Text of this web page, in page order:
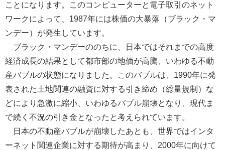
ことになります。このコンピューターと電子取引のネット
ワークによって、1987年には株価の大暴落（ブラック・マ
ンデー）が発生しています。
ブラック・マンデーののちに、日本ではそれまでの高度
経済成長の結果として都市部の地価が高騰、いわゆる不動
産バブルの状態になりました。このバブルは、1990年に発
表された土地関連の融資に対する引き締め（総量規制）な
どにより急激に縮小、いわゆるバブル崩壊となり、現代ま
で続く不況の引き金となったと考えられています。
日本の不動産バブルが崩壊したあとも、世界ではインタ
ーネット関連企業に対する期待が高まり、2000年に向けて